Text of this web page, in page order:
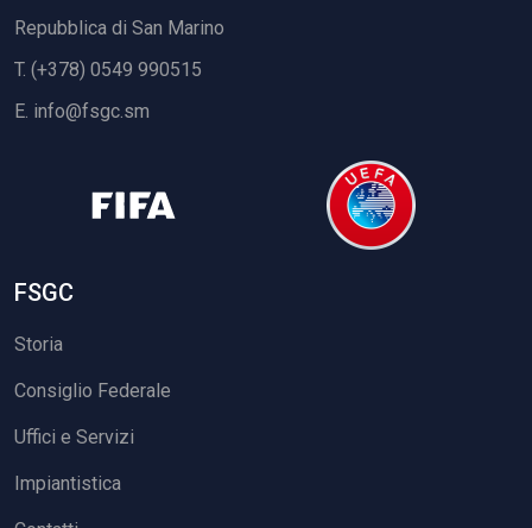
Repubblica di San Marino
T. (+378) 0549 990515
E. info@fsgc.sm
FSGC
Storia
Consiglio Federale
Uffici e Servizi
Impiantistica